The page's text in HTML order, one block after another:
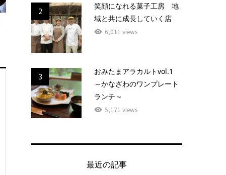
2
笑顔になれる菓子工房 地
域と共に成長していく店
6,011 views
3
おみたまアラカルトvol.1
～かなざわのワンプレート
ランチ～
5,171 views
最近の記事